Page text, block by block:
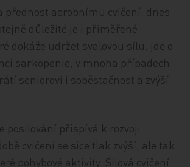
přednost aerobnímu cvičení, dnes
důležité je i přiměřené
dokáže udržet svalovou sílu, jde o
sarkopenie, v mnoha případech
seniorovi i soběstačnost a zvýší
posilování přispívá k rozvoji
cvičení se sice tlak zvýší, ale tak
pohybové aktivity. Silová cvičení